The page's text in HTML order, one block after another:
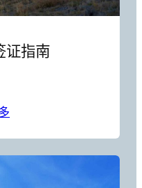
证指南